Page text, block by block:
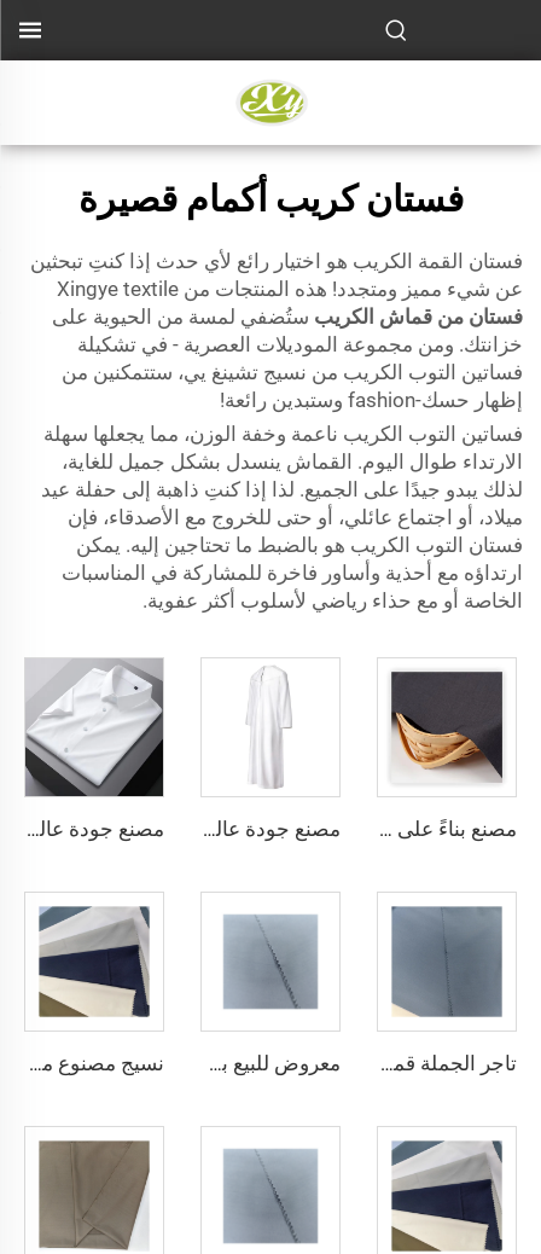
فستان كريب أكمام قصيرة
فستان القمة الكريب هو اختيار رائع لأي حدث إذا كنتِ تبحثين
عن شيء مميز ومتجدد! هذه المنتجات من Xingye textile
فستان من قماش الكريب ستُضفي لمسة من الحيوية على
خزانتك. ومن مجموعة الموديلات العصرية - في تشكيلة
فساتين التوب الكريب من نسيج تشينغ يي، ستتمكنين من
إظهار حسك-fashion وستبدين رائعة!
فساتين التوب الكريب ناعمة وخفة الوزن، مما يجعلها سهلة
الارتداء طوال اليوم. القماش ينسدل بشكل جميل للغاية،
لذلك يبدو جيدًا على الجميع. لذا إذا كنتِ ذاهبة إلى حفلة عيد
ميلاد، أو اجتماع عائلي، أو حتى للخروج مع الأصدقاء، فإن
فستان التوب الكريب هو بالضبط ما تحتاجين إليه. يمكن
ارتداؤه مع أحذية وأساور فاخرة للمشاركة في المناسبات
الخاصة أو مع حذاء رياضي لأسلوب أكثر عفوية.
مصنع بناءً على الطلب، قماش TR خفيف الوزن يشعر بالراحة في الشرق الأوسط بألوان مختلفة، قماش تويل ملون القمصان والروب مصنع جودة عالية قماش تويل TR، مجموعة روب رجالية الشرق الأوسط، قماش قميص خفيف الوزن مصنع جودة عالية قماش تويل TR ملون، مجموعة روب رجالية الشرق الأوسط، قماش قميص خفيف الوزن
تاجر الجملة قماش ثوب عربي رخيص الميكرو فايبر للرجال، قماش بوليستر مشغول، تويبو قماش قميص ثوب عربي معروض للبيع بسعر منخفض قماش ثوب عربي لثوب أربعة قطع قميص وسروال، قماش بوليستر تويبو ميكرو فايبر نسيج مصنوع من الألياف الدقيقة البلاستيكية Toyobo بقياس 100T نسيج عادي